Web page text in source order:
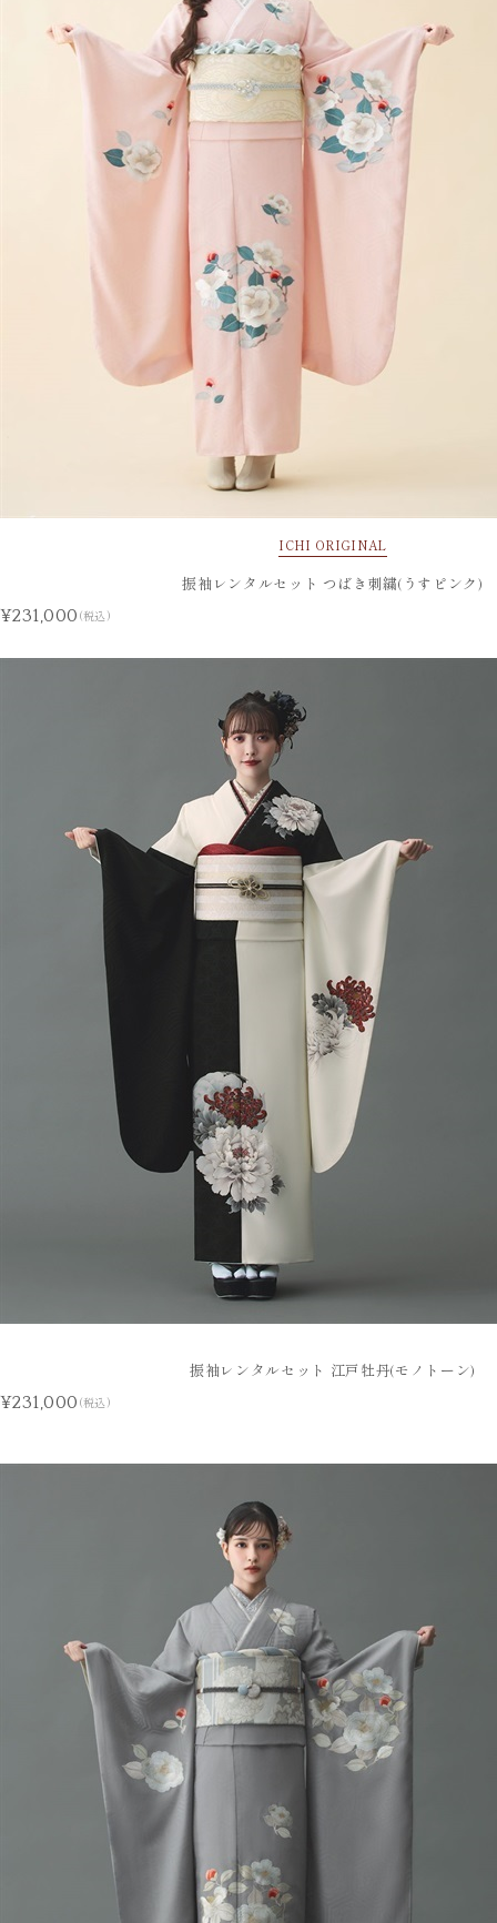
ICHI ORIGINAL
振袖レンタルセット つばき刺繍(うすピンク)
¥231,000 (税込)
振袖レンタルセット 江戸牡丹(モノトーン)
¥231,000 (税込)